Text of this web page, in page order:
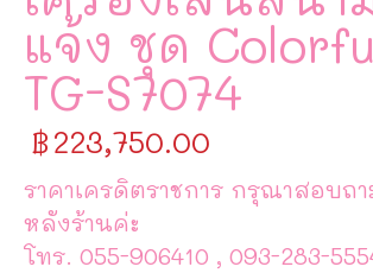
แจ้ง ชุด
TG-S7074
฿223,750.00
ราคาเครดิตราชการ กรุณาสอบถ
หลังร้านค่ะ
โทร. 055-906410 , 093-283-